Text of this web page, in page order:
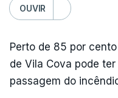
OUVIR
Perto de 85 por
de Vila Cova pode
passagem do